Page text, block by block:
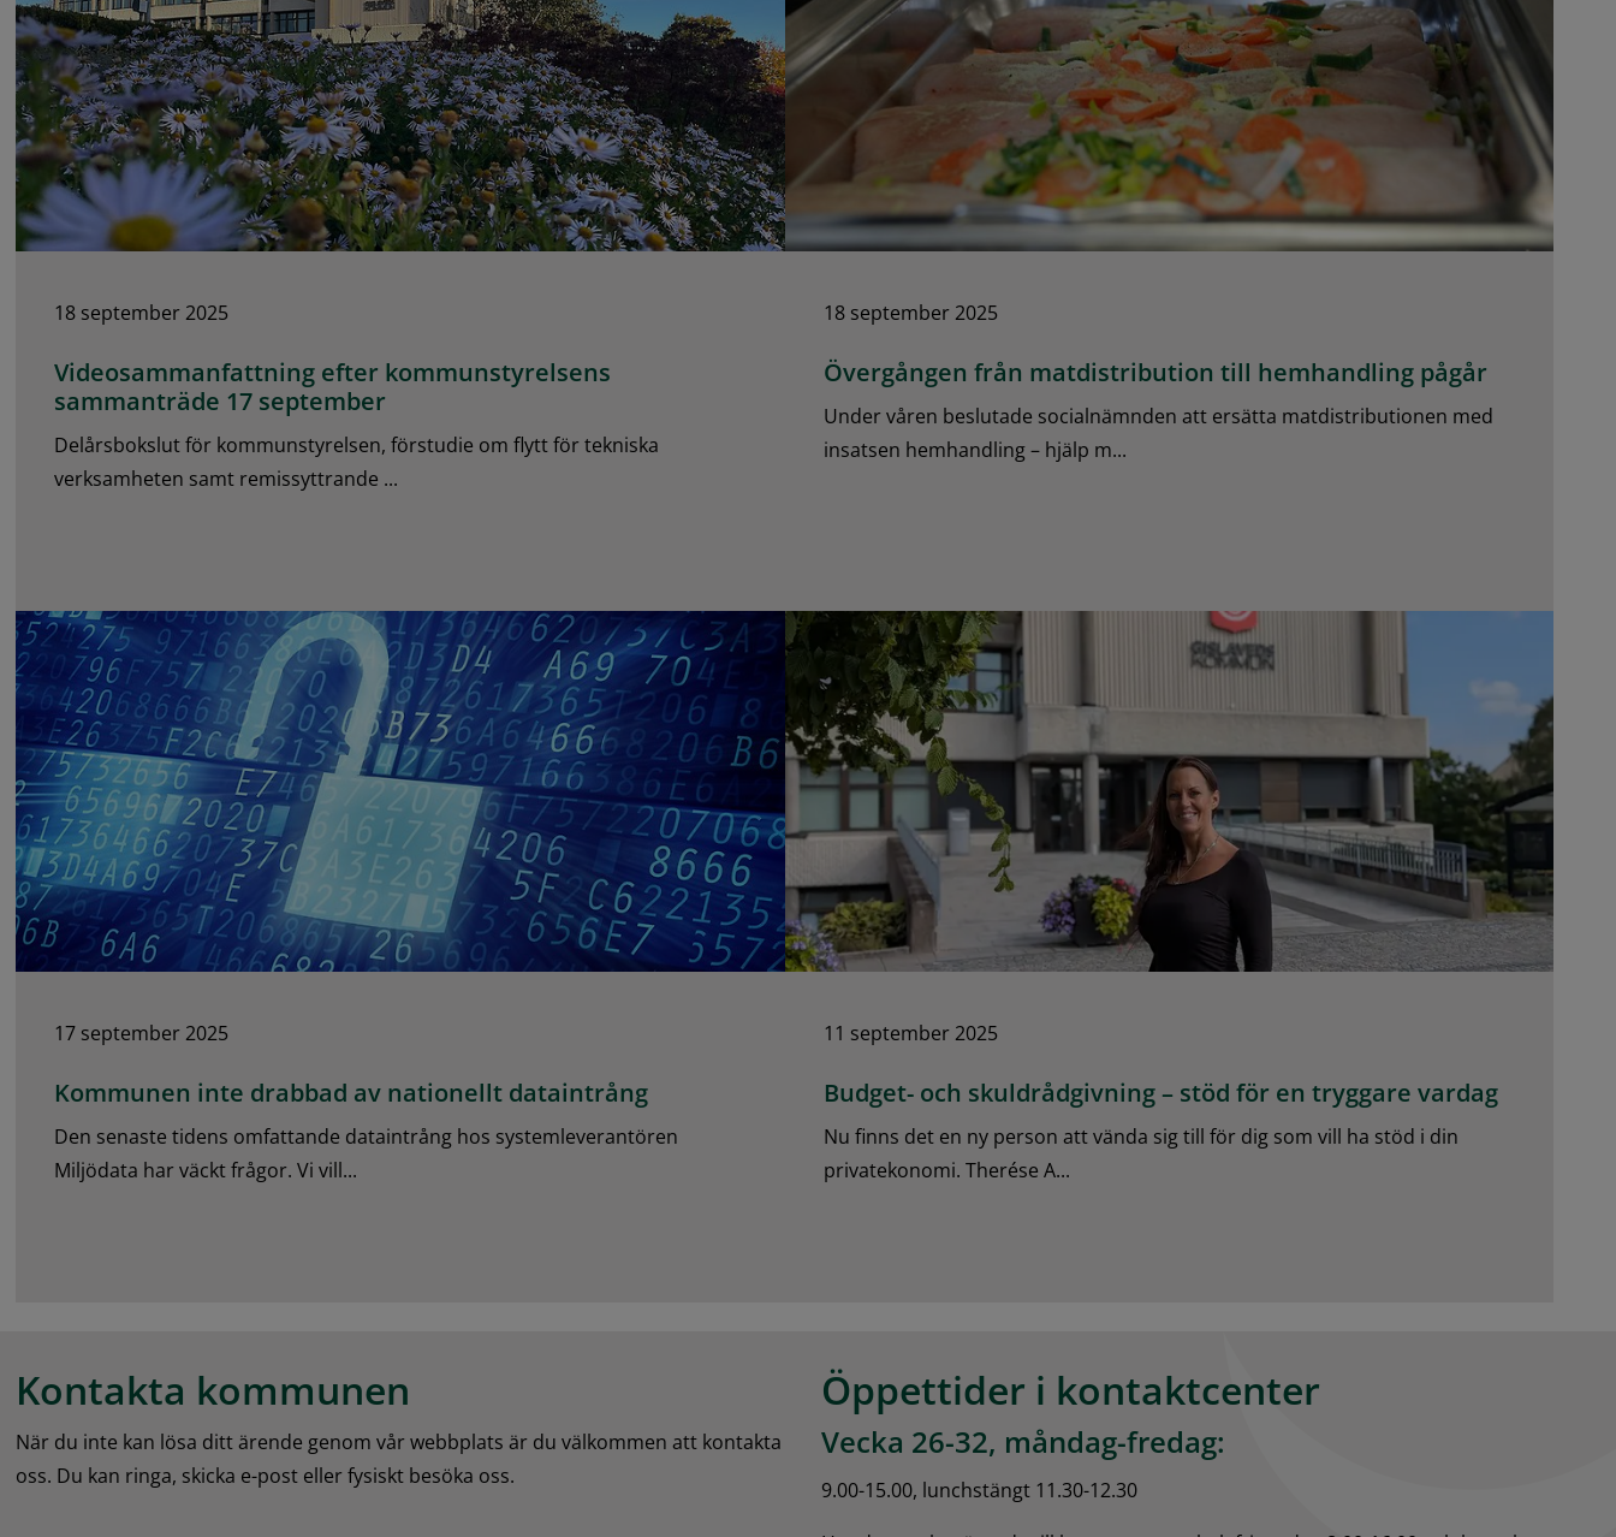
18 september 2025
Videosammanfattning efter kommunstyrelsens
sammanträde 17 september
Delårsbokslut för kommunstyrelsen, förstudie om flytt för tekniska
verksamheten samt remissyttrande ...
18 september 2025
Övergången från matdistribution till hemhandling pågår
Under våren beslutade socialnämnden att ersätta matdistributionen med
insatsen hemhandling – hjälp m...
17 september 2025
Kommunen inte drabbad av nationellt dataintrång
Den senaste tidens omfattande dataintrång hos systemleverantören
Miljödata har väckt frågor. Vi vill...
11 september 2025
Budget- och skuldrådgivning – stöd för en tryggare vardag
Nu finns det en ny person att vända sig till för dig som vill ha stöd i din
privatekonomi. Therése A...
Kontakta kommunen
När du inte kan lösa ditt ärende genom vår webbplats är du välkommen att kontakta
oss. Du kan ringa, skicka e-post eller fysiskt besöka oss.
Öppettider i kontaktcenter
Vecka 26-32, måndag-fredag:
9.00-15.00, lunchstängt 11.30-12.30